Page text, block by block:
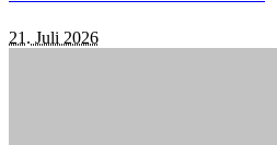
21. Juli 2026